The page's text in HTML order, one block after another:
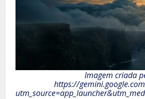
Imagem criada
https://